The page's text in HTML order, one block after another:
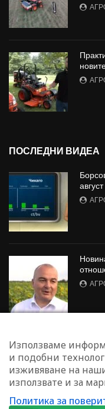
ПОСЛЕДНИ ВИДЕА
август
Използваме
и подобни
изживяване на
използвате и за
Политика за